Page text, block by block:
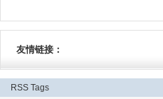
友情链接：
RSS Tags